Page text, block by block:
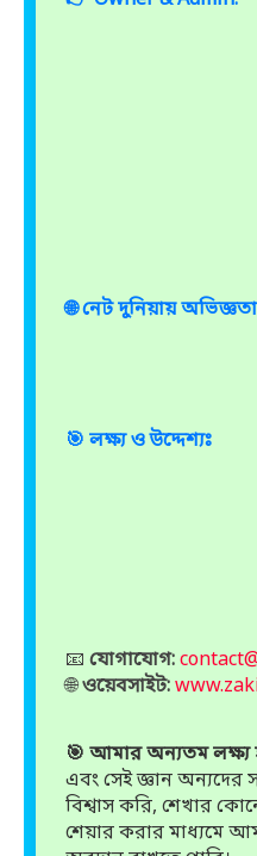
🌐 নেট দুনিয়ায়
🎯 লক্ষ্য ও উদ্দেশ্যঃ
📧 যোগাযোগ:
🌐ওয়েবসাইট:
🎯 আমার অন্যতম লক্ষ্য
এবং সেই জ্ঞান অন্যদের
বিশ্বাস করি, শেখার
শেয়ার করার মাধ্যমে